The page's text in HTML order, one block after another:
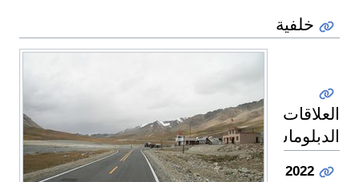
خلفية
العلاقات
الدبلوماسية
2022